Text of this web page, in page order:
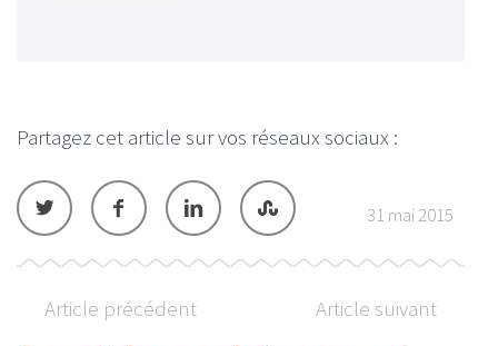
Partagez cet article sur vos réseaux sociaux :
31 mai 2015
Article précédent Article suivant